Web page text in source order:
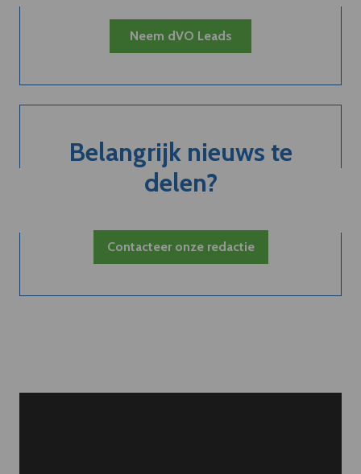
Neem dVO Leads
Belangrijk nieuws te
delen?
Contacteer onze redactie